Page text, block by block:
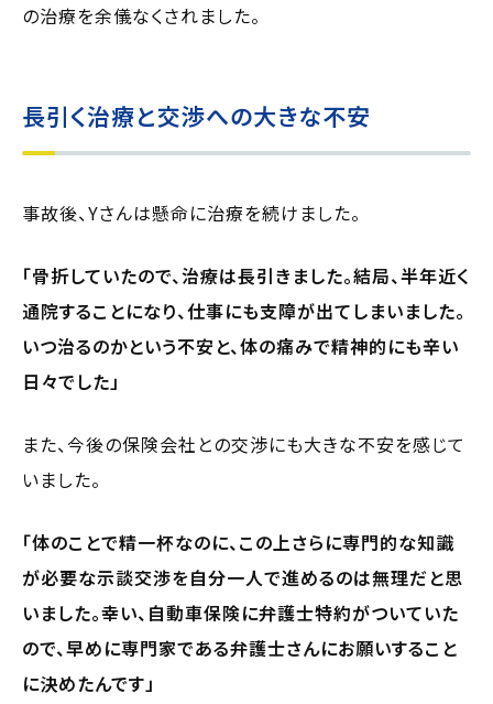
の治療を余儀なくされました。
長引く治療と交渉への大きな不安
事故後、Yさんは懸命に治療を続けました。
「骨折していたので、治療は長引きました。結局、半年近く
通院することになり、仕事にも支障が出てしまいました。
いつ治るのかという不安と、体の痛みで精神的にも辛い
日々でした」
また、今後の保険会社との交渉にも大きな不安を感じて
いました。
「体のことで精一杯なのに、この上さらに専門的な知識
が必要な示談交渉を自分一人で進めるのは無理だと思
いました。幸い、自動車保険に弁護士特約がついていた
ので、早めに専門家である弁護士さんにお願いすること
に決めたんです」